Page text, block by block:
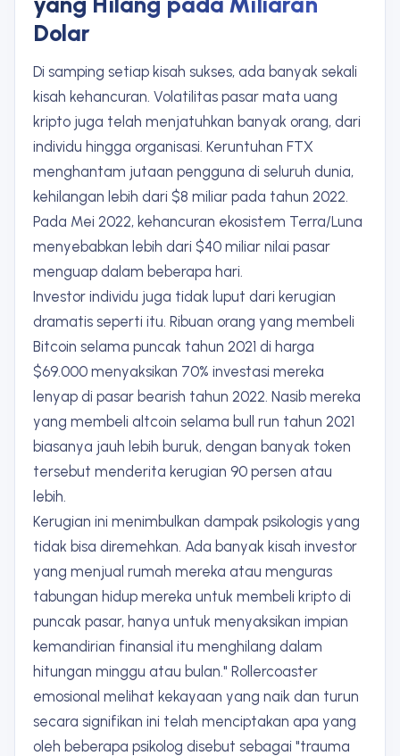
Dolar
Di samping setiap kisah sukses, ada banyak sekali
kisah kehancuran. Volatilitas pasar mata uang
kripto juga telah menjatuhkan banyak orang, dari
individu hingga organisasi. Keruntuhan FTX
menghantam jutaan pengguna di seluruh dunia,
kehilangan lebih dari $8 miliar pada tahun 2022.
Pada Mei 2022, kehancuran ekosistem Terra/Luna
menyebabkan lebih dari $40 miliar nilai pasar
menguap dalam beberapa hari.
Investor individu juga tidak luput dari kerugian
dramatis seperti itu. Ribuan orang yang membeli
Bitcoin selama puncak tahun 2021 di harga
$69.000 menyaksikan 70% investasi mereka
lenyap di pasar bearish tahun 2022. Nasib mereka
yang membeli altcoin selama bull run tahun 2021
biasanya jauh lebih buruk, dengan banyak token
tersebut menderita kerugian 90 persen atau
lebih.
Kerugian ini menimbulkan dampak psikologis yang
tidak bisa diremehkan. Ada banyak kisah investor
yang menjual rumah mereka atau menguras
tabungan hidup mereka untuk membeli kripto di
puncak pasar, hanya untuk menyaksikan impian
kemandirian finansial itu menghilang dalam
hitungan minggu atau bulan." Rollercoaster
emosional melihat kekayaan yang naik dan turun
secara signifikan ini telah menciptakan apa yang
oleh beberapa psikolog disebut sebagai "trauma